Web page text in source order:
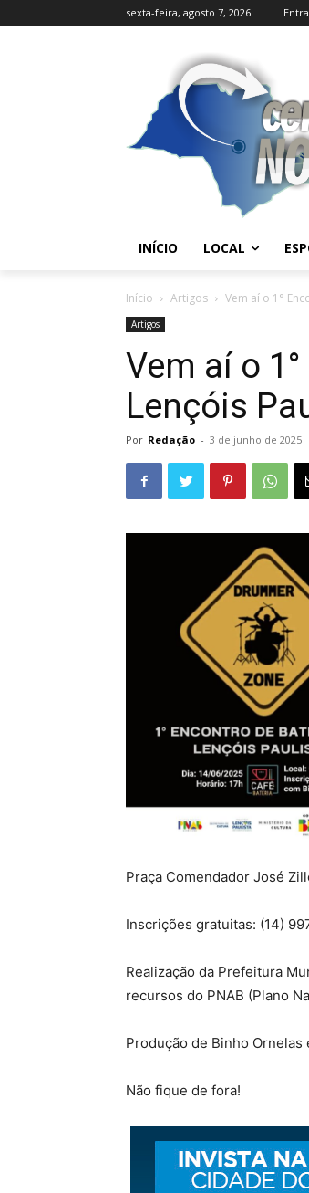
sexta-feira, agosto 7, 2026
INÍCIO LOCAL
Início Artigos Vem aí o 1°
Artigos
Vem aí o
Lençóis
Por Redação - 3 de junho de 2025
Praça Comendador José
Inscrições gratuitas: (14)
Realização da Prefeitura
recursos do PNAB (Plano
Produção de Binho Ornelas
Não fique de fora!